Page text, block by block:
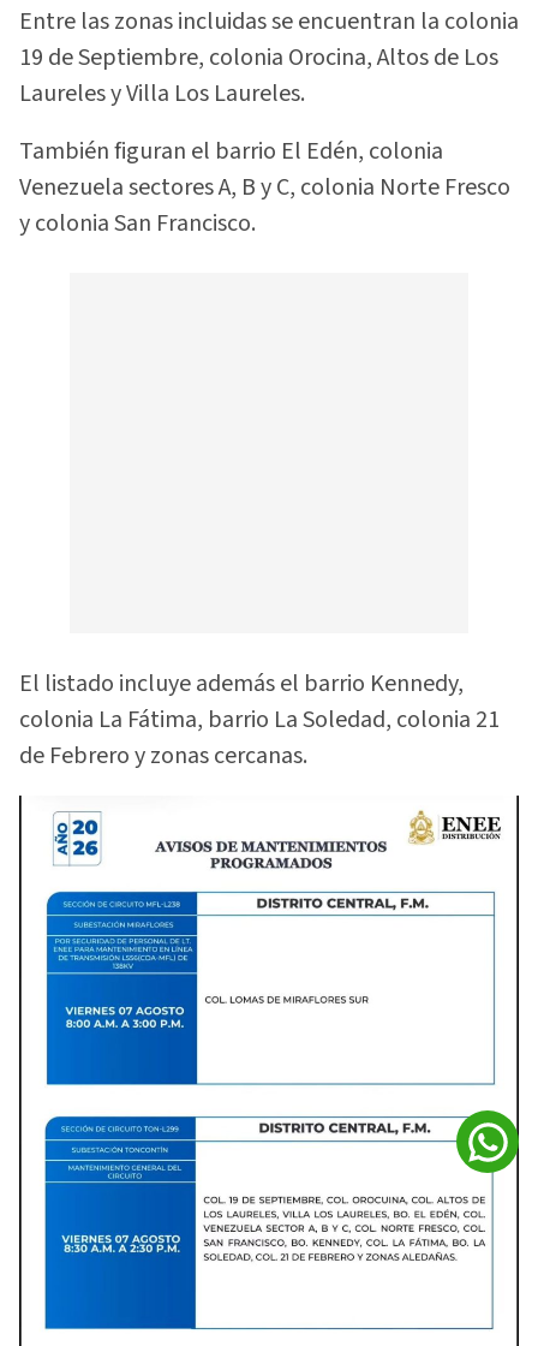
Entre las zonas incluidas se encuentran la colonia
19 de Septiembre, colonia Orocina, Altos de Los
Laureles y Villa Los Laureles.
También figuran el barrio El Edén, colonia
Venezuela sectores A, B y C, colonia Norte Fresco
y colonia San Francisco.
El listado incluye además el barrio Kennedy,
colonia La Fátima, barrio La Soledad, colonia 21
de Febrero y zonas cercanas.